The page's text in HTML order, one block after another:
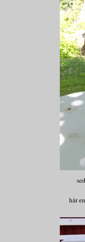
här